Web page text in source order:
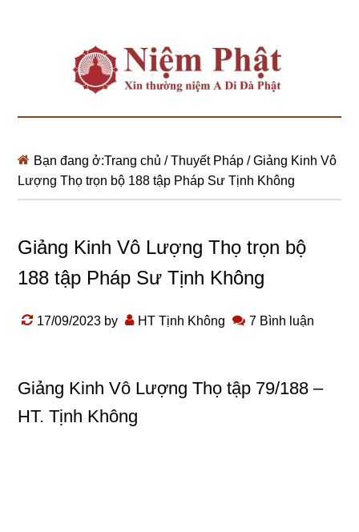
Bạn đang ở:Trang chủ / Thuyết Pháp /Giảng Kinh Vô
Lượng Thọ trọn bộ 188 tập Pháp Sư Tịnh Không
Giảng Kinh Vô Lượng Thọ trọn bộ
188 tập Pháp Sư Tịnh Không
17/09/2023 by HT Tịnh Không 7 Bình luận
Giảng Kinh Vô Lượng Thọ tập 79/188 –
HT. Tịnh Không